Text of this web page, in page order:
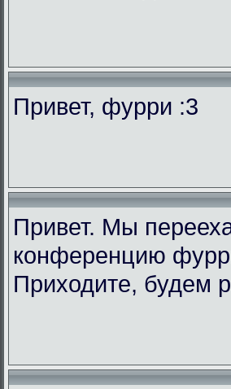
Привет, фурри :3
Привет. Мы
конференцию
Приходите, будем